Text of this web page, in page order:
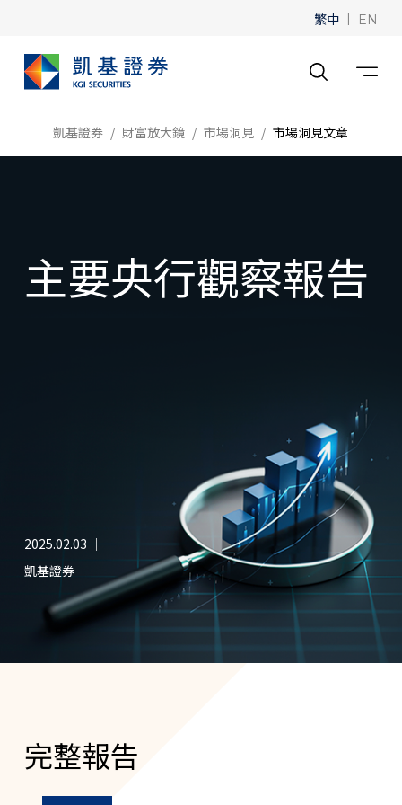
繁中 | EN
凱基證券 財富放大鏡 市場洞見 市場洞見文章
主要央行觀察報告
2025.02.03 ｜
凱基證券
完整報告